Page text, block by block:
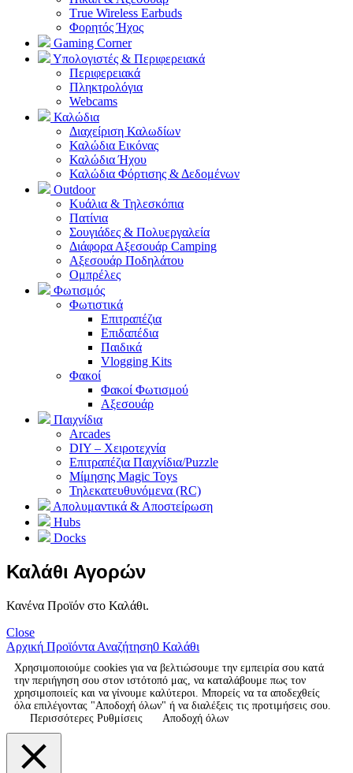
Τrue Wireless Earbuds
Φορητός Ήχος
Gaming Corner
Υπολογιστές & Περιφερειακά
Περιφερειακά
Πληκτρολόγια
Webcams
Καλώδια
Διαχείριση Καλωδίων
Καλώδια Εικόνας
Καλώδια Ήχου
Καλώδια Φόρτισης & Δεδομένων
Outdoor
Κυάλια & Τηλεσκόπια
Πατίνια
Σουγιάδες & Πολυεργαλεία
Διάφορα Αξεσουάρ Camping
Αξεσουάρ Ποδηλάτου
Ομπρέλες
Φωτισμός
Φωτιστικά
Επιτραπέζια
Επιδαπέδια
Παιδικά
Vlogging Kits
Φακοί
Φακοί Φωτισμού
Αξεσουάρ
Παιχνίδια
Arcades
DIY – Χειροτεχνία
Επιτραπέζια Παιχνίδια/Puzzle
Μίμησης Magic Toys
Τηλεκατευθυνόμενα (RC)
Απολυμαντικά & Αποστείρωση
Hubs
Docks
Καλάθι Αγορών
Κανένα Προϊόν στο Καλάθι.
Close
Αρχική Προϊόντα Αναζήτηση0 Καλάθι
Χρησιμοποιούμε cookies για να βελτιώσουμε την εμπειρία σου κατά
την περιήγηση σου στον ιστότοπό μας, να καταλάβουμε πως τον
χρησιμοποιείς και να γίνουμε καλύτεροι. Μπορείς να τα αποδεχθείς
όλα επιλέγοντας "Αποδοχή όλων" ή να διαλέξεις τις προτιμήσεις σου.
Περισσότερες Ρυθμίσεις
Αποδοχή όλων